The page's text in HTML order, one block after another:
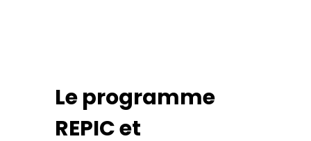
Le programme
REPIC et